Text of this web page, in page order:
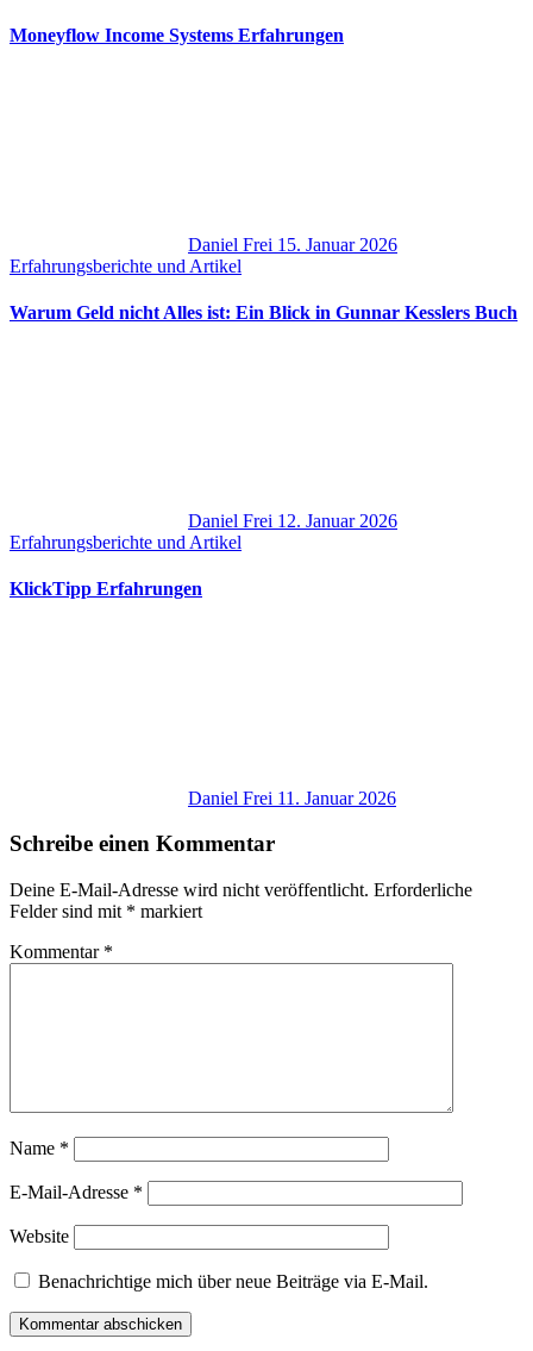
Moneyflow Income Systems Erfahrungen
Daniel Frei 15. Januar 2026
Erfahrungsberichte und Artikel
Warum Geld nicht Alles ist: Ein Blick in Gunnar Kesslers Buch
Daniel Frei 12. Januar 2026
Erfahrungsberichte und Artikel
KlickTipp Erfahrungen
Daniel Frei 11. Januar 2026
Schreibe einen Kommentar
Deine E-Mail-Adresse wird nicht veröffentlicht. Erforderliche
Felder sind mit * markiert
Kommentar *
Name *
E-Mail-Adresse *
Website
Benachrichtige mich über neue Beiträge via E-Mail.